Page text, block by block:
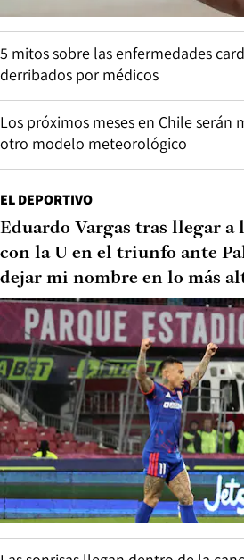
5 mitos sobre las enfermedades
derribados por médicos
Los próximos meses en Chile serán
otro modelo meteorológico
EL DEPORTIVO
Eduardo Vargas tras llegar a
con la U en el triunfo ante
dejar mi nombre en lo más